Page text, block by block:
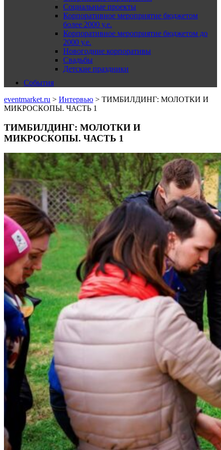
Социальные проекты
Корпоративное мероприятие бюджетом
более 2000 у.е.
Корпоративное мероприятие бюджетом до
2000 у.е.
Новогодние корпоративы
Свадьбы
Детские праздники
События
eventmarket.ru > Интервью > ТИМБИЛДИНГ: МОЛОТКИ И
МИКРОСКОПЫ. ЧАСТЬ 1
ТИМБИЛДИНГ: МОЛОТКИ И
МИКРОСКОПЫ. ЧАСТЬ 1